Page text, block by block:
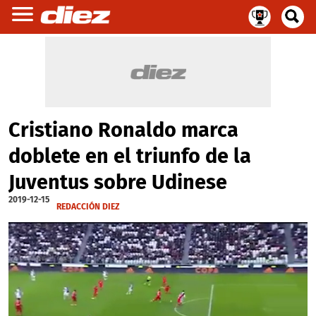
Cristiano Ronaldo marca
doblete en el triunfo de la
Juventus sobre Udinese
2019-12-15
REDACCIÓN DIEZ